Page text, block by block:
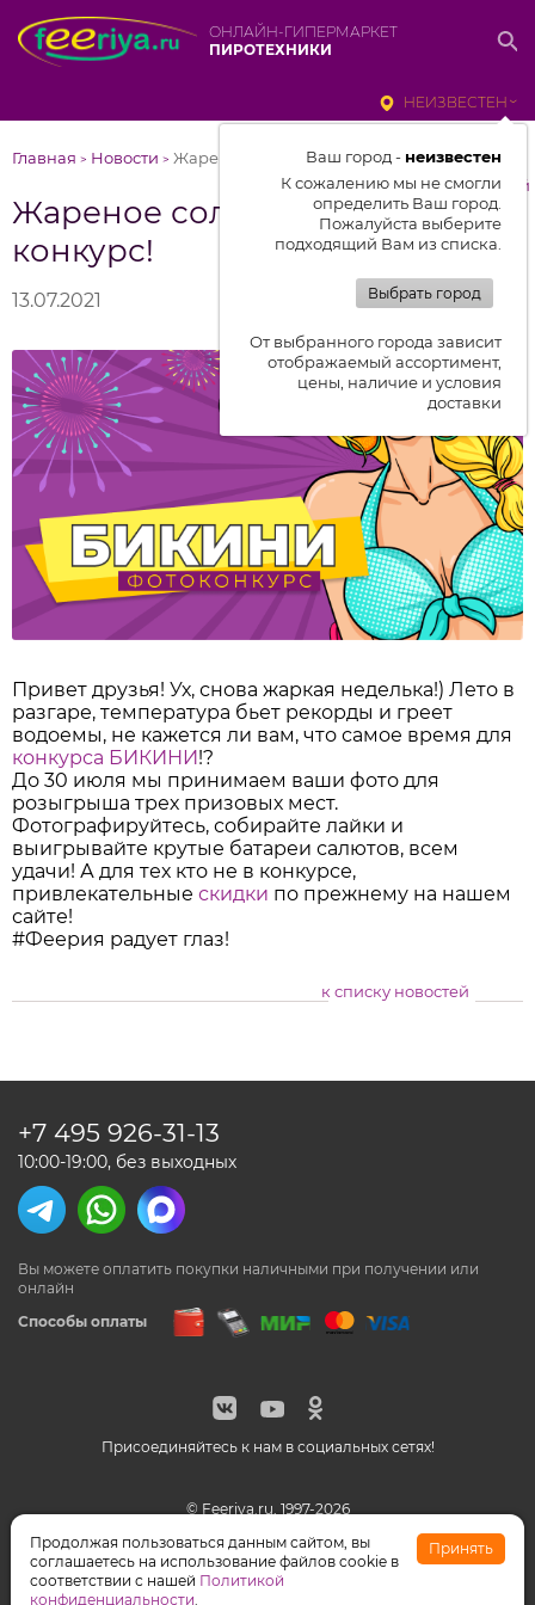
ОНЛАЙН-ГИПЕРМАРКЕТ
ПИРОТЕХНИКИ
НЕИЗВЕСТЕН
Ваш город - неизвестен
К сожалению мы не смогли
определить Ваш город.
Пожалуйста выберите
подходящий Вам из списка.
Выбрать город
От выбранного города зависит
отображаемый ассортимент,
цены, наличие и условия
доставки
Главная > Новости > Жареное солнце и новый конкурс!
Жареное солнце и новый
конкурс!
к списку новостей
13.07.2021
Привет друзья! Ух, снова жаркая неделька!) Лето в
разгаре, температура бьет рекорды и греет
водоемы, не кажется ли вам, что самое время для
конкурса БИКИНИ!?
До 30 июля мы принимаем ваши фото для
розыгрыша трех призовых мест.
Фотографируйтесь, собирайте лайки и
выигрывайте крутые батареи салютов, всем
удачи! А для тех кто не в конкурсе,
привлекательные скидки по прежнему на нашем
сайте!
#Феерия радует глаз!
к списку новостей
Присоединяйтесь к нам в социальных сетях!
© Feeriya.ru, 1997-2026
Способы оплаты
Вы можете оплатить покупки наличными при получении или
онлайн
+7 495 926-31-13
10:00-19:00, без выходных
WhatsApp принадлежат компании Meta, признанной
экстремистской организацией на территории РФ
Продолжая пользоваться данным сайтом, вы
соглашаетесь на использование файлов cookie в
соответствии с нашей Политикой
конфиденциальности.
Принять